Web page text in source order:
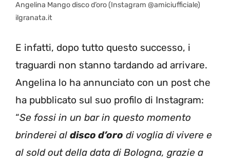
Angelina Mango disco d’oro (Instagram @amiciufficiale)
ilgranata.it
E infatti, dopo tutto questo successo, i
traguardi non stanno tardando ad arrivare.
Angelina lo ha annunciato con un post che
ha pubblicato sul suo profilo di Instagram:
“Se fossi in un bar in questo momento
brinderei al disco d’oro di voglia di vivere e
al sold out della data di Bologna, grazie a